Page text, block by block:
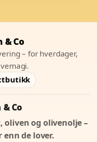
& Co
– for hverdager,
Co
oliven og olivenolje –
de lover.